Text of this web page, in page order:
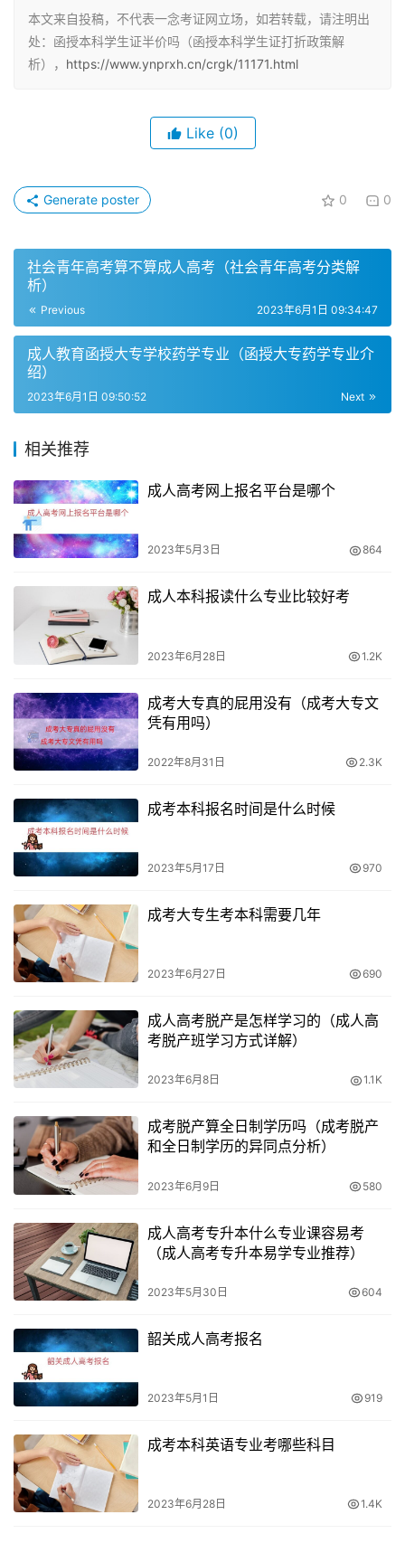
此函授本科学生证持有人都是领取工资的人，有能力和时间
去赚钱，所以不能用学生证去买景区半票。函授本科学生证
只是一种证明学生身份的证件，不能享受任何学生优惠政
份证明，以便在需要时证明自己的学生身份。函授本科学生
挥一定的作用。
在函授本科学校就读期间，函授本科学生证可以作为身份证
明，用于学校内部的报到、注册手续等。此外，函授本科学
生证也可以作为期末考试的身份证明，用于进入考场。
在购买高铁票、火车票等交通工具时，持有函授本科学生证
生提供一些特殊的服务，比如在校内购买食品、文具等物品
本文来自投稿，不代表一念考证网立场，如若转载，请注明出
处：函授本科学生证半价吗（函授本科学生证打折政策解
析）， https://www.ynprxh.cn/crgk/11171.html
Like (0)
0 0
Generate poster
社会青年高考算不算成人高考（社会青年高考分类解
析）
Previous 2023年6月1日 09:34:47
成人教育函授大专学校药学专业（函授大专药学专业介
绍）
Next
2023年6月1日 09:50:52
相关推荐
成人高考网上报名平台是哪个
2023年5月3日 864
成人本科报读什么专业比较好考
2023年6月28日 1.2K
成考大专真的屁用没有（成考大专文
凭有用吗）
2022年8月31日 2.3K
成考本科报名时间是什么时候
2023年5月17日 970
成考大专生考本科需要几年
2023年6月27日 690
成人高考脱产是怎样学习的（成人高
考脱产班学习方式详解）
2023年6月8日 1.1K
成考脱产算全日制学历吗（成考脱产
和全日制学历的异同点分析）
2023年6月9日 580
成人高考专升本什么专业课容易考
（成人高考专升本易学专业推荐）
2023年5月30日 604
韶关成人高考报名
2023年5月1日 919
成考本科英语专业考哪些科目
2023年6月28日 1.4K